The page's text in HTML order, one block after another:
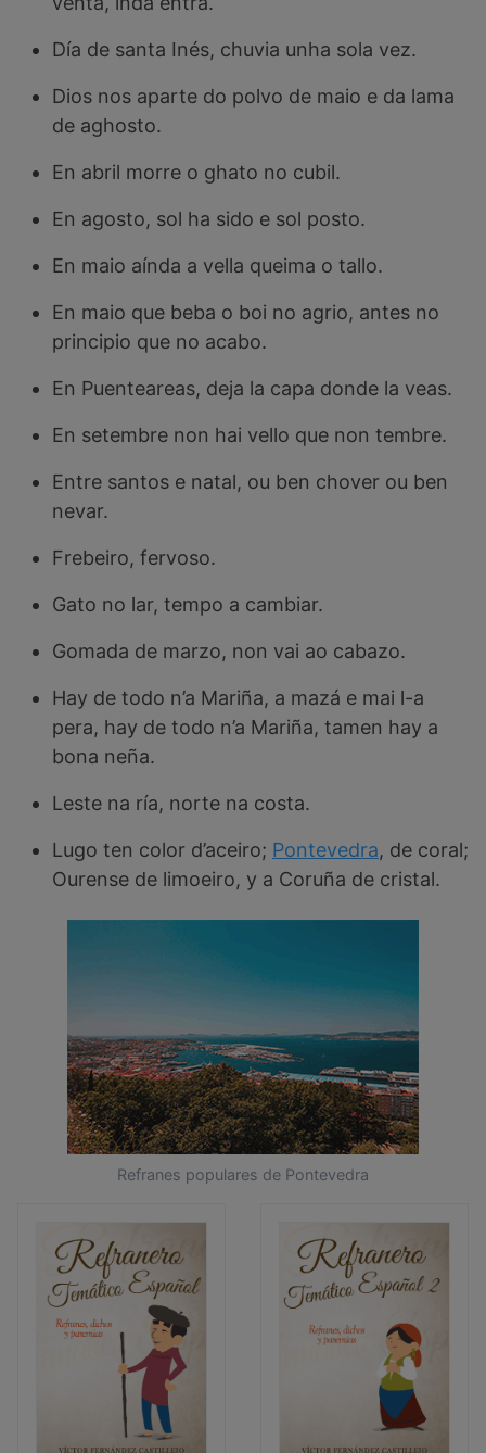
Día de santa Inés, chuvia unha sola vez.
Dios nos aparte do polvo de maio e da lama
de aghosto.
En abril morre o ghato no cubil.
En agosto, sol ha sido e sol posto.
En maio aínda a vella queima o tallo.
En maio que beba o boi no agrio, antes no
principio que no acabo.
En Puenteareas, deja la capa donde la veas.
En setembre non hai vello que non tembre.
Entre santos e natal, ou ben chover ou ben
nevar.
Frebeiro, fervoso.
Gato no lar, tempo a cambiar.
Gomada de marzo, non vai ao cabazo.
Hay de todo n’a Mariña, a mazá e mai l-a
pera, hay de todo n’a Mariña, tamen hay a
bona neña.
Leste na ría, norte na costa.
Lugo ten color d’aceiro; Pontevedra, de coral;
Ourense de limoeiro, y a Coruña de cristal.
Refranes populares de Pontevedra